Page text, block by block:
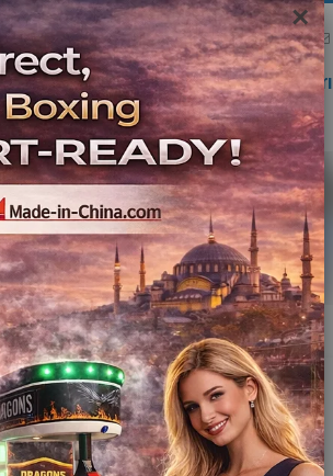
×
0535 989 04 29
Oyun Makineleri Yedek Parçaları
Kiralama
Masası Kiralama